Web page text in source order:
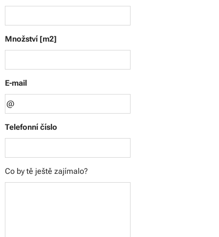
Množství [m2]
E-mail
Telefonní číslo
Co by tě ještě zajímalo?